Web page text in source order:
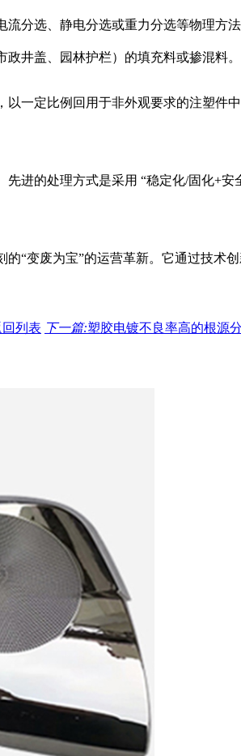
分选、静电分选或重力分选等物理方
井盖、园林护栏）的填充料或掺混料。
以一定比例回用于非外观要求的注塑件
先进的处理方式是采用 “稳定化/固化+安
“变废为宝”的运营革新。它通过技术
列表 下一篇:塑胶电镀不良率高的根源